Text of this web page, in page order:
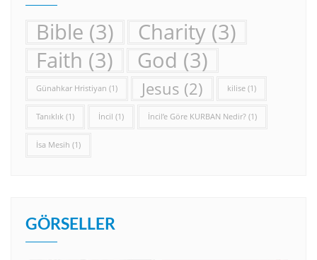
Bible (3) Charity (3)
Faith (3) God (3)
Günahkar Hristiyan (1) Jesus (2) kilise (1)
Tanıklık (1) İncil (1) İncil’e Göre KURBAN Nedir? (1)
İsa Mesih (1)
GÖRSELLER